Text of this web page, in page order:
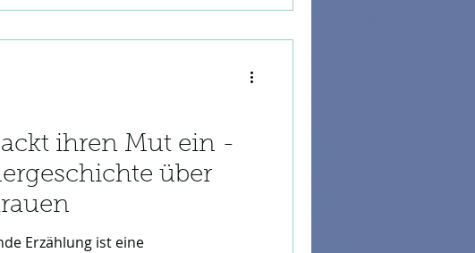
Fantasie hilft Kindern dabei, sanft
ihren Mut ein -
über
Erzählung ist eine